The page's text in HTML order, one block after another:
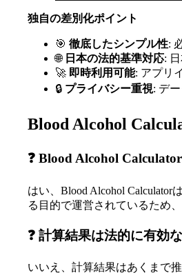
独自の差別化ポイント
🎯 徹底したシンプル性:
🌐 日本の法的基準対応:
🚀 即時利用可能: アプリ
🔒 プライバシー重視: デ
Blood Alcohol
❓ Blood Alcohol
はい、Blood Alcohol
る目的で運営されているため
❓ 計算結果は法的に有効
いいえ、計算結果はあくまで